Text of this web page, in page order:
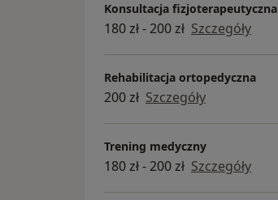
Konsultacja fizjoterapeutyczna
180 zł - 200 zł Szczegóły
Rehabilitacja ortopedyczna
200 zł Szczegóły
Trening medyczny
180 zł - 200 zł Szczegóły